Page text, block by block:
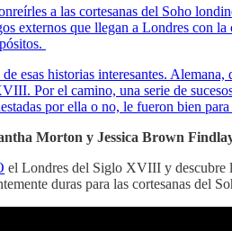
a las cortesanas del Soho
externos que llegan a Londres con
esas historias interesantes.
Por el camino, una serie de
por ella o no, le fueron bien
Morton y Jessica Brown
el Londres del Siglo XVIII y descubre
duras para las cortesanas del